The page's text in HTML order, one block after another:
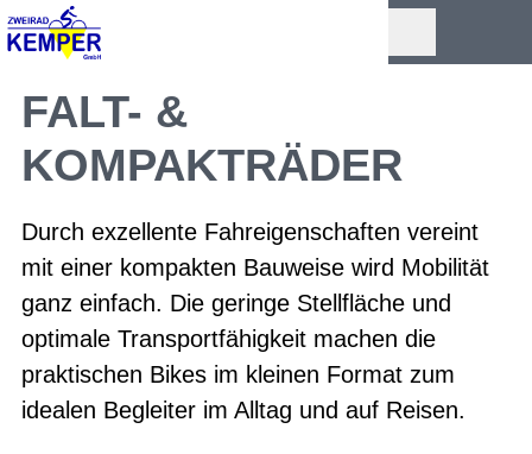
FALT- &
KOMPAKTRÄDER
Durch exzellente Fahreigenschaften vereint
mit einer kompakten Bauweise wird Mobilität
ganz einfach. Die geringe Stellfläche und
optimale Transportfähigkeit machen die
praktischen Bikes im kleinen Format zum
idealen Begleiter im Alltag und auf Reisen.